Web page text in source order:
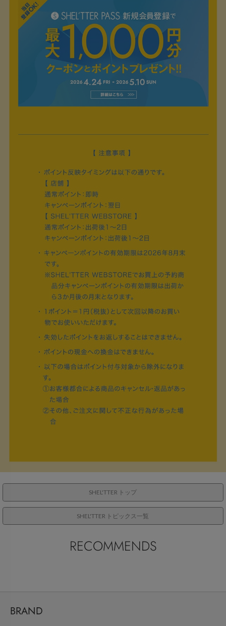
SHEL'TTER トップ
SHEL'TTER トピックス一覧
RECOMMENDS
BRAND